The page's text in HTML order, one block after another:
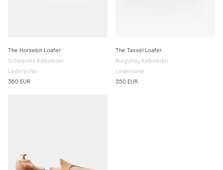
The Horsebit Loafer
Schwarzes Kalbsleder
Ledersohle
360 EUR
The Tassel Loafer
Burgundy Kalbsleder
Ledersohle
350 EUR